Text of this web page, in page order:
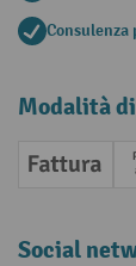
Consulenza
Modalità
Fattura
Social